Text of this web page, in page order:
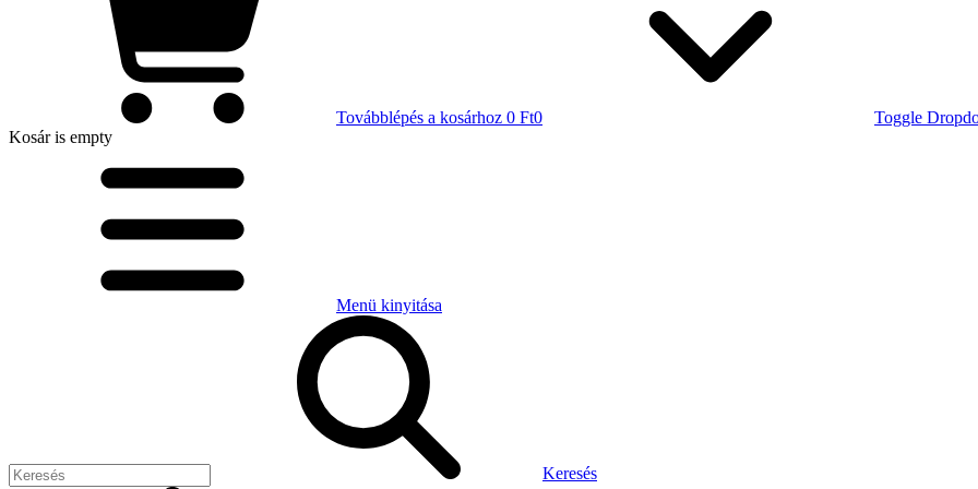
Továbblépés a kosárhoz 0 Ft0
Toggle
Kosáris empty
Menü kinyitása
Keresés